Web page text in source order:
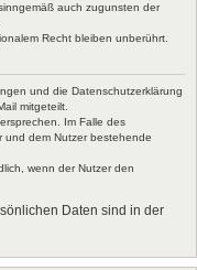
auch zugunsten der
Recht bleiben unberührt.
und die Datenschutzerklärung
mitgeteilt.
Im Falle des
und dem Nutzer bestehende
wenn der Nutzer den
Daten sind in der